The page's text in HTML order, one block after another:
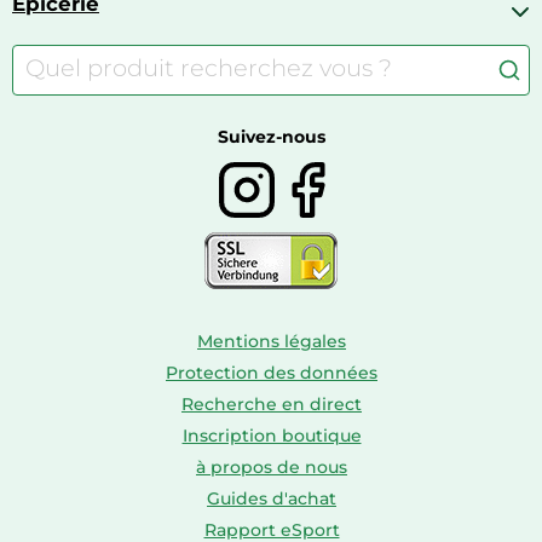
Appareils photo numériques compacts
Meubles à langer
Appareils de fitness
Camping
Caravaning
Autour du café
Autour du thé
Autour du vin
Suivez-nous
Mentions légales
Protection des données
Recherche en direct
Inscription boutique
à propos de nous
Guides d'achat
Rapport eSport